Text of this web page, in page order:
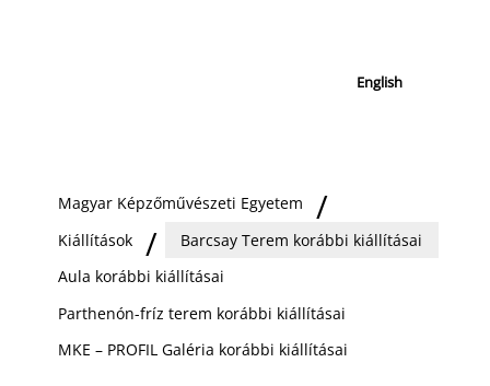
English
Magyar Képzőművészeti Egyetem
Kiállítások
Barcsay Terem korábbi kiállításai
Aula korábbi kiállításai
Parthenón-fríz terem korábbi kiállításai
MKE – PROFIL Galéria korábbi kiállításai